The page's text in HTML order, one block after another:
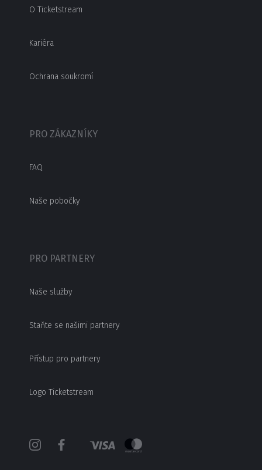
O Ticketstream
Kariéra
Ochrana soukromí
PRO ZÁKAZNÍKY
FAQ
Naše pobočky
PRO PARTNERY
Naše služby
Staňte se našimi partnery
Přístup pro partnery
Logo Ticketstream